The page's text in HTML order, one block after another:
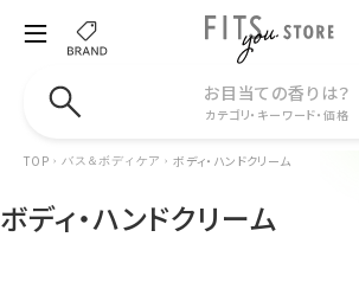
お目当ての香りは？
カテゴリ・キーワード・価格
TOP バス＆ボディケア ボディ・ハンドクリーム
ボディ・ハンドクリーム